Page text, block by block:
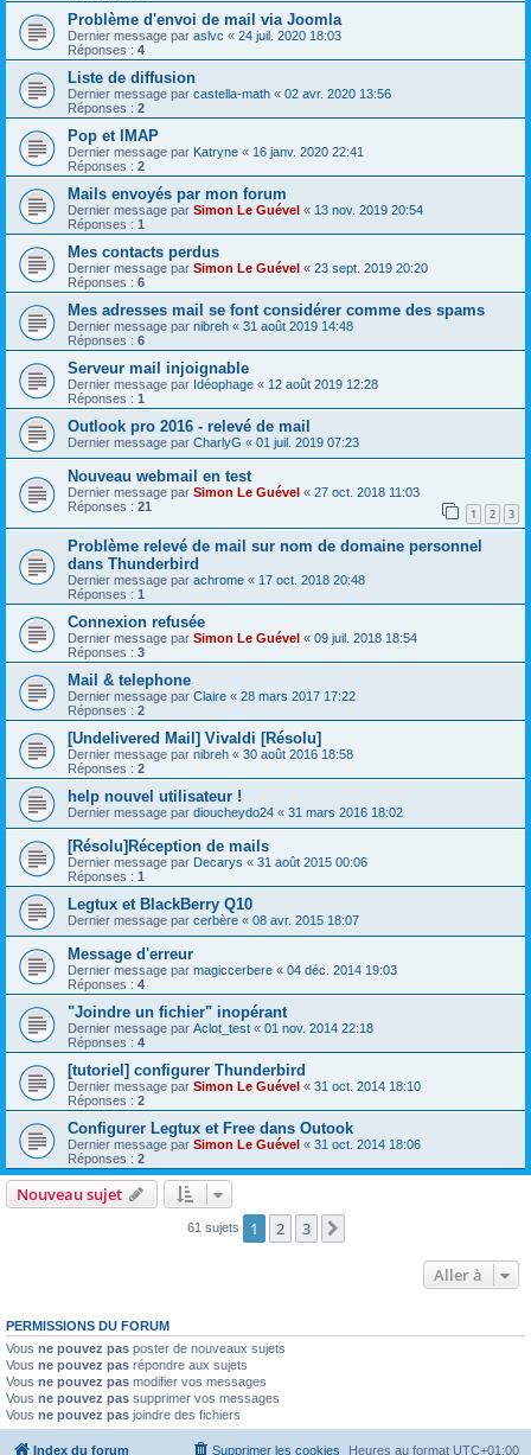
Problème d'envoi de mail via Joomla
Dernier message par aslvc « 24 juil. 2020 18:03
Réponses : 4
Liste de diffusion
Dernier message par castella-math « 02 avr. 2020 13:56
Réponses : 2
Pop et IMAP
Dernier message par Katryne « 16 janv. 2020 22:41
Réponses : 2
Mails envoyés par mon forum
Dernier message par Simon Le Guével « 13 nov. 2019 20:54
Réponses : 1
Mes contacts perdus
Dernier message par Simon Le Guével « 23 sept. 2019 20:20
Réponses : 6
Mes adresses mail se font considérer comme des spams
Dernier message par nibreh « 31 août 2019 14:48
Réponses : 6
Serveur mail injoignable
Dernier message par Idéophage « 12 août 2019 12:28
Réponses : 1
Outlook pro 2016 - relevé de mail
Dernier message par CharlyG « 01 juil. 2019 07:23
Nouveau webmail en test
Dernier message par Simon Le Guével « 27 oct. 2018 11:03
Réponses : 21 1 2 3
Problème relevé de mail sur nom de domaine personnel
dans Thunderbird
Dernier message par achrome « 17 oct. 2018 20:48
Réponses : 1
Connexion refusée
Dernier message par Simon Le Guével « 09 juil. 2018 18:54
Réponses : 3
Mail & telephone
Dernier message par Claire « 28 mars 2017 17:22
Réponses : 2
[Undelivered Mail] Vivaldi [Résolu]
Dernier message par nibreh « 30 août 2016 18:58
Réponses : 2
help nouvel utilisateur !
Dernier message par dioucheydo24 « 31 mars 2016 18:02
[Résolu]Réception de mails
Dernier message par Decarys « 31 août 2015 00:06
Réponses : 1
Legtux et BlackBerry Q10
Dernier message par cerbère « 08 avr. 2015 18:07
Message d'erreur
Dernier message par magiccerbere « 04 déc. 2014 19:03
Réponses : 4
"Joindre un fichier" inopérant
Dernier message par Aclot_test « 01 nov. 2014 22:18
Réponses : 4
[tutoriel] configurer Thunderbird
Dernier message par Simon Le Guével « 31 oct. 2014 18:10
Réponses : 2
Configurer Legtux et Free dans Outook
Dernier message par Simon Le Guével « 31 oct. 2014 18:06
Réponses : 2
Nouveau sujet
61 sujets 1 2 3
Aller à
PERMISSIONS DU FORUM
Vous ne pouvez pas poster de nouveaux sujets
Vous ne pouvez pas répondre aux sujets
Vous ne pouvez pas modifier vos messages
Vous ne pouvez pas supprimer vos messages
Vous ne pouvez pas joindre des fichiers
Index du forum Heures au format UTC+01:00
Supprimer les cookies